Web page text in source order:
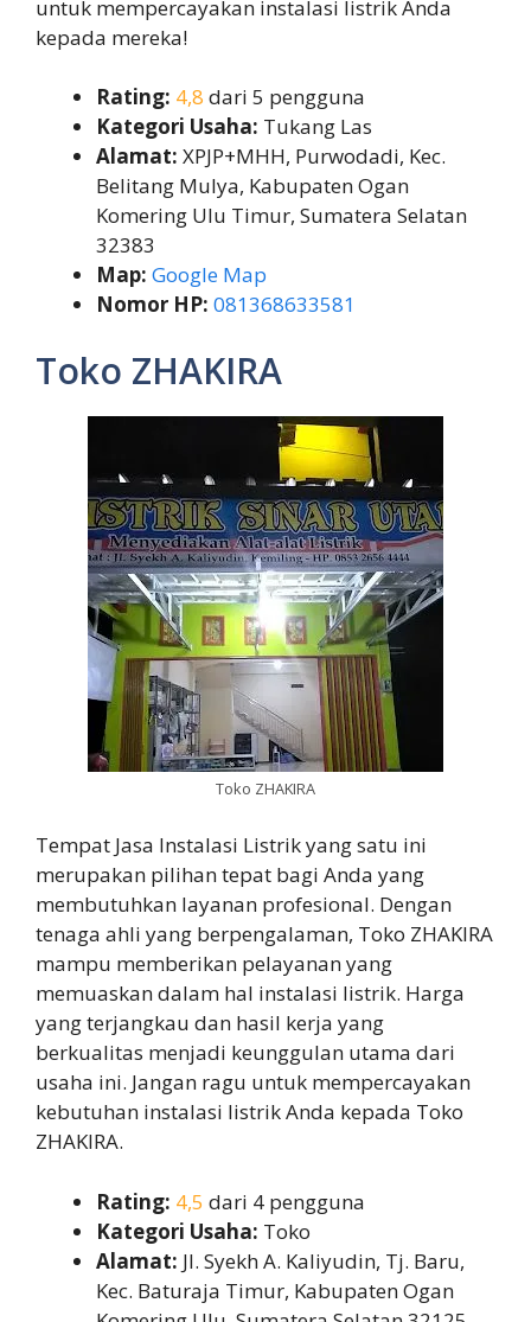
untuk mempercayakan instalasi listrik Anda
kepada mereka!
Rating: 4,8 dari 5 pengguna
Kategori Usaha: Tukang Las
Alamat: XPJP+MHH, Purwodadi, Kec.
Belitang Mulya, Kabupaten Ogan
Komering Ulu Timur, Sumatera Selatan
32383
Map: Google Map
Nomor HP: 081368633581
Toko ZHAKIRA
Toko ZHAKIRA
Tempat Jasa Instalasi Listrik yang satu ini
merupakan pilihan tepat bagi Anda yang
membutuhkan layanan profesional. Dengan
tenaga ahli yang berpengalaman, Toko ZHAKIRA
mampu memberikan pelayanan yang
memuaskan dalam hal instalasi listrik. Harga
yang terjangkau dan hasil kerja yang
berkualitas menjadi keunggulan utama dari
usaha ini. Jangan ragu untuk mempercayakan
kebutuhan instalasi listrik Anda kepada Toko
ZHAKIRA.
Rating: 4,5 dari 4 pengguna
Kategori Usaha: Toko
Alamat: Jl. Syekh A. Kaliyudin, Tj. Baru,
Kec. Baturaja Timur, Kabupaten Ogan